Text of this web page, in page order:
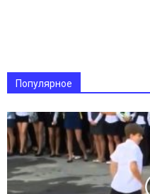
Популярное